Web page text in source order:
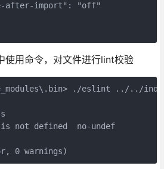
after-import": "off"
用命令，对文件进行lint校验
./eslint ../../
not defined  no-undef
0 warnings)